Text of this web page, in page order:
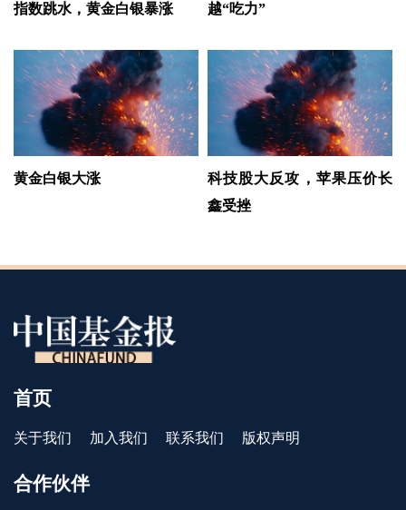
指数跳水，黄金白银暴涨
越“吃力”
黄金白银大涨
科技股大反攻，苹果压价长
鑫受挫
首页
关于我们 加入我们 联系我们 版权声明
合作伙伴